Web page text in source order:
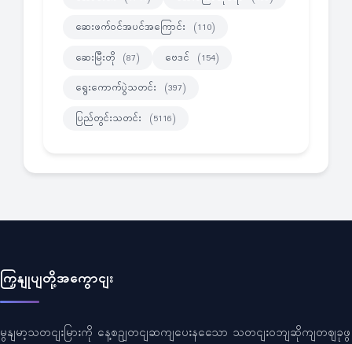
ဆေးဖက်ဝင်အပင်အကြောင်း (110)
ဆေးမြီးတို (87) ဗေဒင် (154)
ရွေးကောက်ပွဲသတင်း (397)
ပြည်တွင်းသတင်း (5116)
ကြှနျုပျတို့အကွောငျး
မွနျမာ့သတငျးမြားကို နေ့စဥျတငျဆကျပေးနသေော သတငျးဝဘျဆိုကျတဈခုဖွ